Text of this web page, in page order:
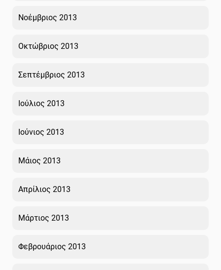
Νοέμβριος 2013
Οκτώβριος 2013
Σεπτέμβριος 2013
Ιούλιος 2013
Ιούνιος 2013
Μάιος 2013
Απρίλιος 2013
Μάρτιος 2013
Φεβρουάριος 2013